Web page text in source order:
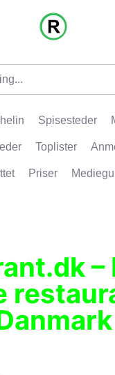
Spisesteder
Toplister
Priser
–